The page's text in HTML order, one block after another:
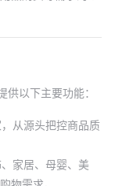
以下主要功能：
从源头把控商品质
家居、母婴、美